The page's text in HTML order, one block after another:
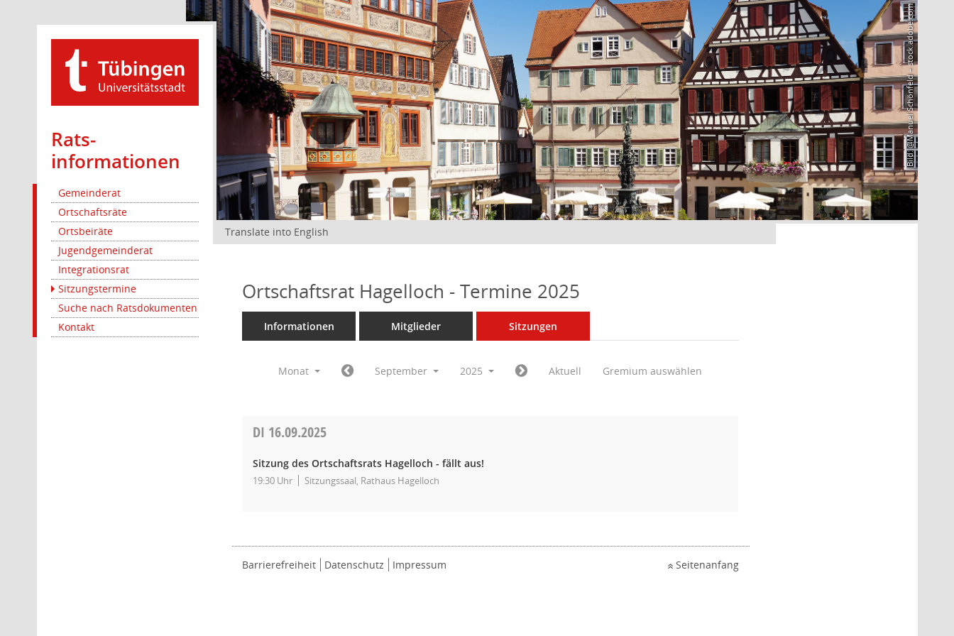
Rats­
informationen
Gemeinderat
Ortschaftsräte
Ortsbeiräte
Jugendgemeinderat
Integrationsrat
Sitzungstermine
Suche nach Ratsdokumenten
Kontakt
Bild: @Manuel Schönfeld – stock.adobe.com
Translate into English
Ortschaftsrat Hagelloch - Termine 2025
Informationen Mitglieder Sitzungen
Monat September 2025 Aktuell Gremium auswählen
DI 16.09.2025
Sitzung des Ortschaftsrats Hagelloch - fällt aus!
19:30 Uhr Sitzungssaal, Rathaus Hagelloch
Barrierefreiheit Datenschutz Impressum Seitenanfang